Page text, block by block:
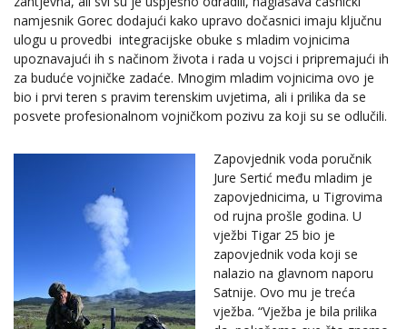
namjesnik Gorec dodajući kako upravo dočasnici imaju ključnu
ulogu u provedbi integracijske obuke s mladim vojnicima
upoznavajući ih s načinom života i rada u vojsci i pripremajući ih
za buduće vojničke zadaće. Mnogim mladim vojnicima ovo je
bio i prvi teren s pravim terenskim uvjetima, ali i prilika da se
posvete profesionalnom vojničkom pozivu za koji su se odlučili.
Zapovjednik voda poručnik
Jure Sertić među mladim je
zapovjednicima, u Tigrovima
od rujna prošle godina. U
vježbi Tigar 25 bio je
zapovjednik voda koji se
nalazio na glavnom naporu
Satnije. Ovo mu je treća
vježba. “Vježba je bila prilika